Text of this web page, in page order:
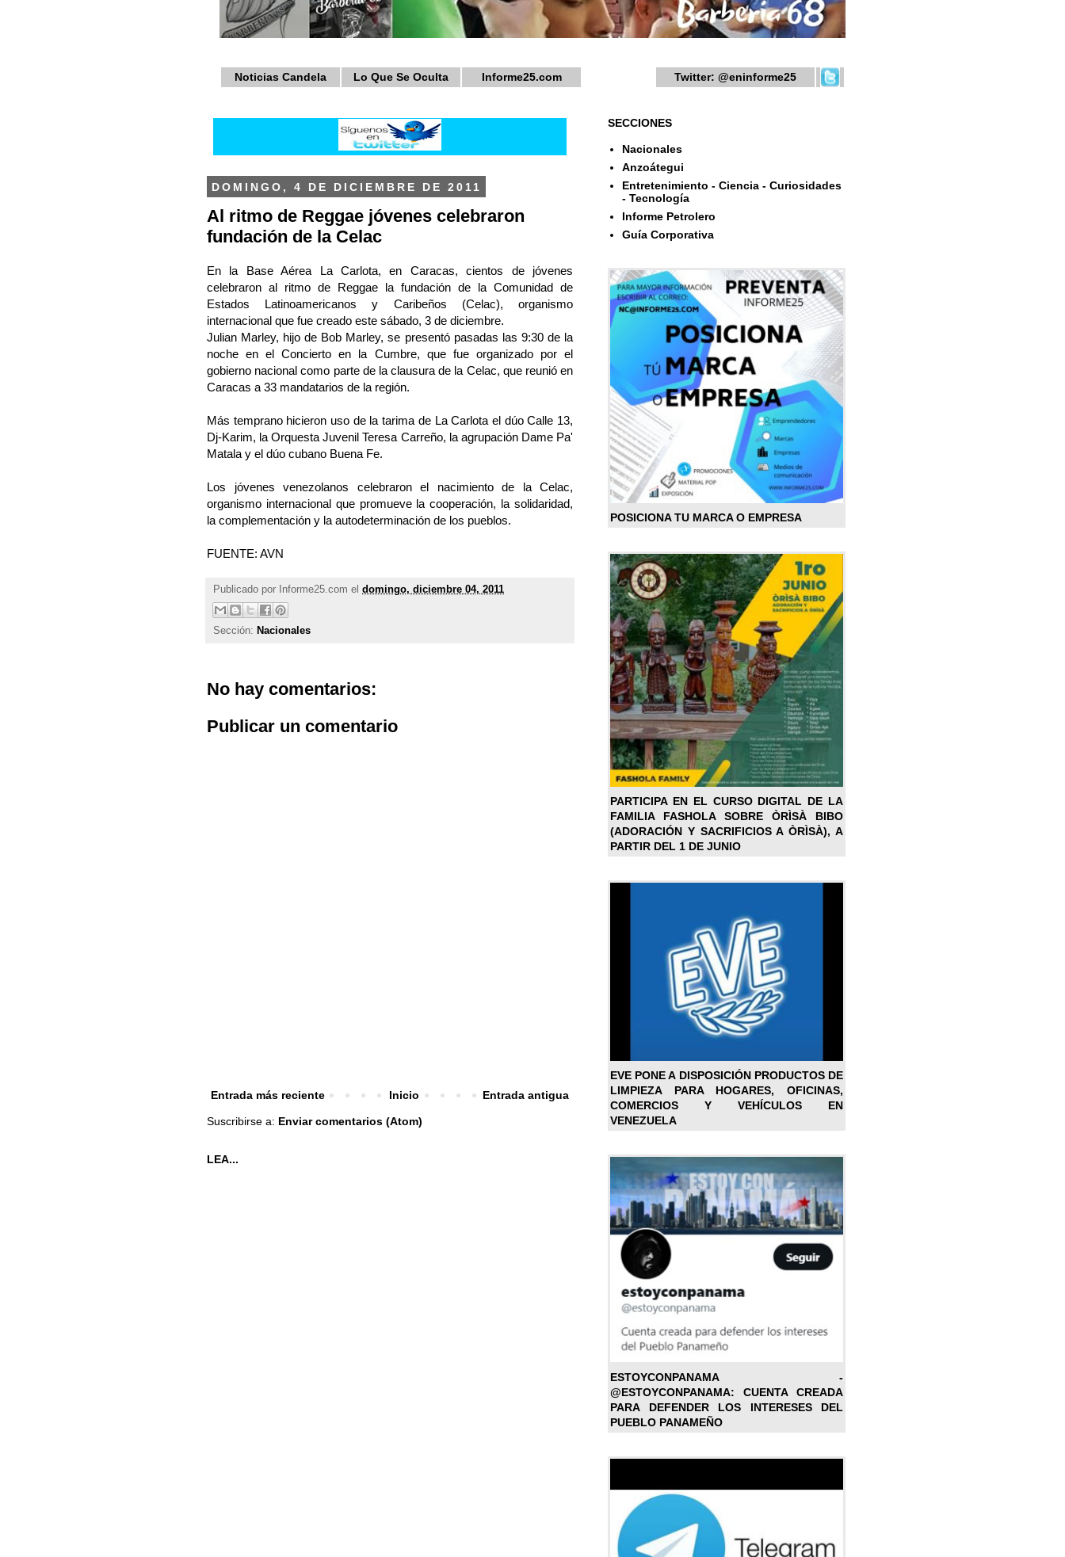
Noticias Candela Lo Que Se Oculta Informe25.com Twitter: @eninforme25
DOMINGO, 4 DE DICIEMBRE DE 2011
Al ritmo de Reggae jóvenes celebraron
fundación de la Celac
En la Base Aérea La Carlota, en Caracas, cientos de jóvenes
celebraron al ritmo de Reggae la fundación de la Comunidad de
Estados Latinoamericanos y Caribeños (Celac), organismo
internacional que fue creado este sábado, 3 de diciembre.
Julian Marley, hijo de Bob Marley, se presentó pasadas las 9:30 de la
noche en el Concierto en la Cumbre, que fue organizado por el
gobierno nacional como parte de la clausura de la Celac, que reunió en
Caracas a 33 mandatarios de la región.
Más temprano hicieron uso de la tarima de La Carlota el dúo Calle 13,
Dj-Karim, la Orquesta Juvenil Teresa Carreño, la agrupación Dame Pa'
Matala y el dúo cubano Buena Fe.
Los jóvenes venezolanos celebraron el nacimiento de la Celac,
organismo internacional que promueve la cooperación, la solidaridad,
la complementación y la autodeterminación de los pueblos.
FUENTE: AVN
Publicado por Informe25.com el domingo, diciembre 04, 2011
Sección: Nacionales
No hay comentarios:
Publicar un comentario
Entrada más reciente Entrada antigua
Inicio
Suscribirse a: Enviar comentarios (Atom)
LEA...
SECCIONES
Nacionales
Anzoátegui
Entretenimiento - Ciencia - Curiosidades
- Tecnología
Informe Petrolero
Guía Corporativa
POSICIONA TU MARCA O EMPRESA
PARTICIPA EN EL CURSO DIGITAL DE LA
FAMILIA FASHOLA SOBRE ÒRÌSÀ BIBO
(ADORACIÓN Y SACRIFICIOS A ÒRÌSÀ), A
PARTIR DEL 1 DE JUNIO
EVE PONE A DISPOSICIÓN PRODUCTOS DE
LIMPIEZA PARA HOGARES, OFICINAS,
COMERCIOS Y VEHÍCULOS EN
VENEZUELA
ESTOYCONPANAMA -
@ESTOYCONPANAMA: CUENTA CREADA
PARA DEFENDER LOS INTERESES DEL
PUEBLO PANAMEÑO